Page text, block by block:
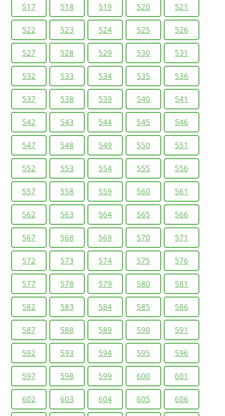
517 518 519 520 521
522 523 524 525 526
527 528 529 530 531
532 533 534 535 536
537 538 539 540 541
542 543 544 545 546
547 548 549 550 551
552 553 554 555 556
557 558 559 560 561
562 563 564 565 566
567 568 569 570 571
572 573 574 575 576
577 578 579 580 581
582 583 584 585 586
587 588 589 590 591
592 593 594 595 596
597 598 599 600 601
602 603 604 605 606